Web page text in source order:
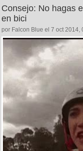
Consejo: No hagas
en bici
por Falcon Blue el 7 oct 2014,